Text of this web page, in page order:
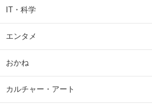
IT・科学
エンタメ
おかね
カルチャー・アート